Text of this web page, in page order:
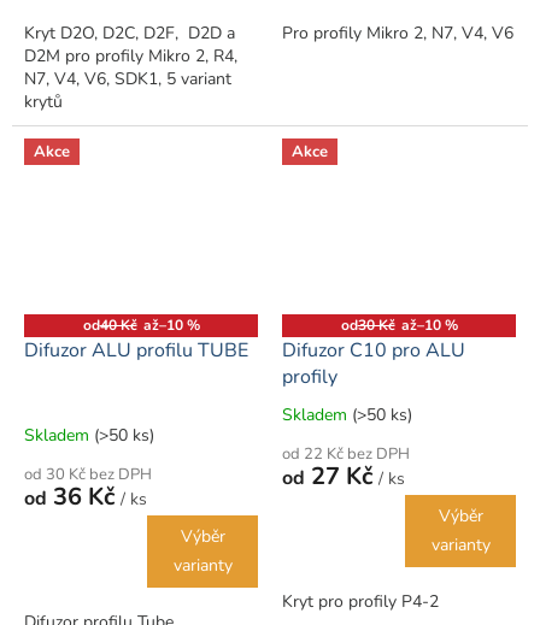
Kryt D2O, D2C, D2F, D2D a
D2M pro profily Mikro 2, R4,
N7, V4, V6, SDK1, 5 variant
krytů
Pro profily Mikro 2, N7, V4, V6
Akce
od40 Kč až–10 %
Difuzor ALU profilu TUBE
Skladem (>50 ks)
od 30 Kč bez DPH
od 36 Kč / ks
Výběr
varianty
Akce
od30 Kč až–10 %
Difuzor C10 pro ALU
profily
Průměrné
produktu
je
Skladem (>50 ks)
od 22 Kč bez DPH
od 27 Kč / ks
Výběr
varianty
Kryt pro profily P4-2